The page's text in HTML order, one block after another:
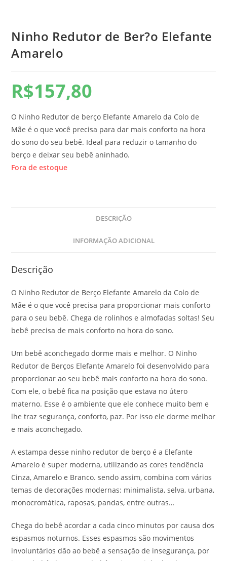
Ninho Redutor de Ber?o Elefante
Amarelo
R$157,80
O Ninho Redutor de berço Elefante Amarelo da Colo de
Mãe é o que você precisa para dar mais conforto na hora
do sono do seu bebê. Ideal para reduzir o tamanho do
berço e deixar seu bebê aninhado.
Fora de estoque
DESCRIÇÃO
INFORMAÇÃO ADICIONAL
Descrição
O Ninho Redutor de Berço Elefante Amarelo da Colo de
Mãe é o que você precisa para proporcionar mais conforto
para o seu bebê. Chega de rolinhos e almofadas soltas! Seu
bebê precisa de mais conforto no hora do sono.
Um bebê aconchegado dorme mais e melhor. O Ninho
Redutor de Berços Elefante Amarelo foi desenvolvido para
proporcionar ao seu bebê mais conforto na hora do sono.
Com ele, o bebê fica na posição que estava no útero
materno. Esse é o ambiente que ele conhece muito bem e
lhe traz segurança, conforto, paz. Por isso ele dorme melhor
e mais aconchegado.
A estampa desse ninho redutor de berço é a Elefante
Amarelo é super moderna, utilizando as cores tendência
Cinza, Amarelo e Branco. sendo assim, combina com vários
temas de decorações modernas: minimalista, selva, urbana,
monocromática, raposas, pandas, entre outras…
Chega do bebê acordar a cada cinco minutos por causa dos
espasmos noturnos. Esses espasmos são movimentos
involuntários dão ao bebê a sensação de insegurança, por